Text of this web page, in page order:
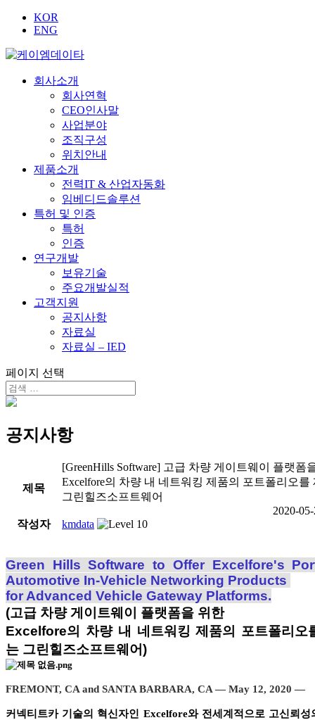
KOR
ENG
회사소개
회사연혁
CEO인사말
사업분야
조직구성
위치안내
제품소개
전력IT & 산업자동화
임베디드솔루션
특허 및 인증
특허
인증
연구개발
보유기술
주요개발실적
고객지원
공지사항
자료실
자료실 – IED
페이지 선택
공지사항
제목
[GreenHills Software] 고급 차량 게이트웨이 플랫폼
Excelfore의 차량 내 네트워킹 제품의 포트폴리오를
그린힐즈소프트웨어
2020-
작성자
kmdata
Green Hills Software to Offer Excelfore's
Automotive In-Vehicle Networking Products
for Advanced Vehicle Gateway Platforms.
(고급 차량 게이트웨이 플랫폼을 위한
Excelfore의 차량 내 네트워킹 제품의 포트폴리오
는 그린힐즈소프트웨어)
FREMONT, CA and SANTA BARBARA, CA — May 12, 2020 —
커넥티트카 기술의 혁신자인 Excelfore와 전세계적으로 고신뢰성